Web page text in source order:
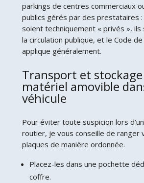
parkings de centres commerciaux
publics gérés par des prestataires :
soient techniquement « privés »,
la circulation publique, et le Code de
applique généralement.
Transport et
matériel amovible
véhicule
Pour éviter toute suspicion lors
routier, je vous conseille de ranger
plaques de manière ordonnée.
Placez-les dans une pochette
coffre.